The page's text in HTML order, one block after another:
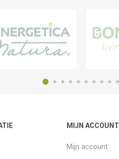
MIJN ACCOUNT
Mijn account